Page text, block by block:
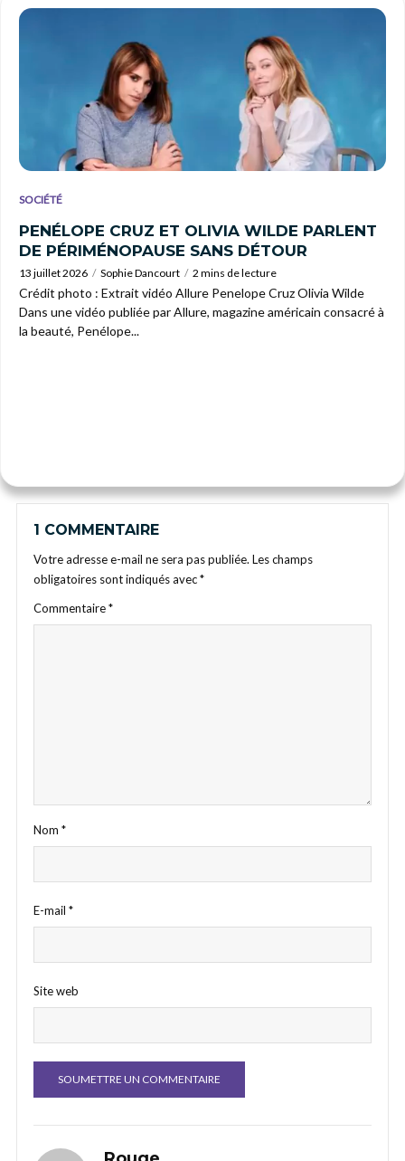
SOCIÉTÉ
PENÉLOPE CRUZ ET OLIVIA WILDE PARLENT
DE PÉRIMÉNOPAUSE SANS DÉTOUR
13 juillet 2026 Sophie Dancourt 2 mins de lecture
Crédit photo : Extrait vidéo Allure Penelope Cruz Olivia Wilde
Dans une vidéo publiée par Allure, magazine américain consacré à
la beauté, Penélope...
1 COMMENTAIRE
Votre adresse e-mail ne sera pas publiée. Les champs
obligatoires sont indiqués avec*
Commentaire*
Nom *
E-mail *
Site web